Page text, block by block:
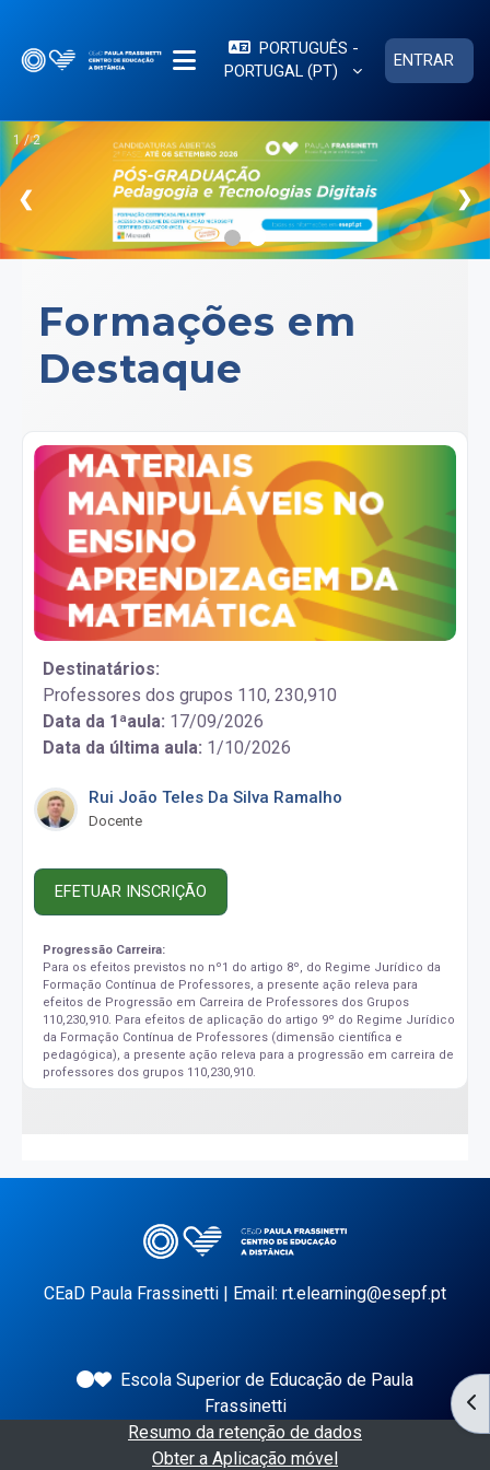
PAINEL LATERAL
PORTUGUÊS -
PORTUGAL ‎(PT)‎
ENTRAR
1 / 2
❮ ❯
Formações em
Destaque
Destinatários:
Professores dos grupos 110, 230,910
Data da 1ªaula: 17/09/2026
Data da última aula: 1/10/2026
Rui João Teles Da Silva Ramalho
Docente
EFETUAR INSCRIÇÃO
Progressão Carreira:
Para os efeitos previstos no nº1 do artigo 8º, do Regime Jurídico da
Formação Contínua de Professores, a presente ação releva para
efeitos de Progressão em Carreira de Professores dos Grupos
110,230,910. Para efeitos de aplicação do artigo 9º do Regime Jurídico
da Formação Contínua de Professores (dimensão científica e
pedagógica), a presente ação releva para a progressão em carreira de
professores dos grupos 110,230,910.
CEaD Paula Frassinetti | Email: rt.elearning@esepf.pt
Escola Superior de Educação de Paula
Frassinetti
Resumo da retenção de dados
Obter a Aplicação móvel